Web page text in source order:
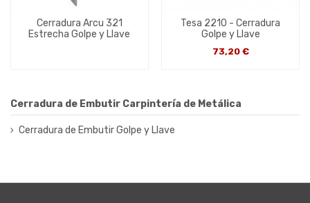
Cerradura Arcu 321
Estrecha Golpe y Llave
Tesa 2210 - Cerradura
Golpe y Llave
73,20 €
Cerradura de Embutir Carpintería de Metálica
Cerradura de Embutir Golpe y Llave